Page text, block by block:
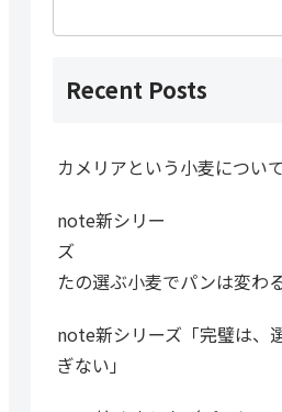
Recent Posts
カメリアという小麦について
note新シリー
ズ 「
たの選ぶ小麦でパンは変わる
note新シリーズ「完璧は、
ぎない」